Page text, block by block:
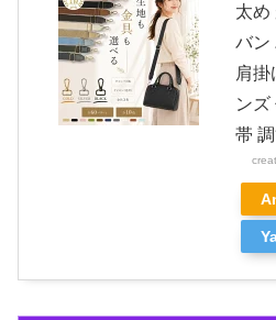
太め
バン
肩掛
ンズ
帯